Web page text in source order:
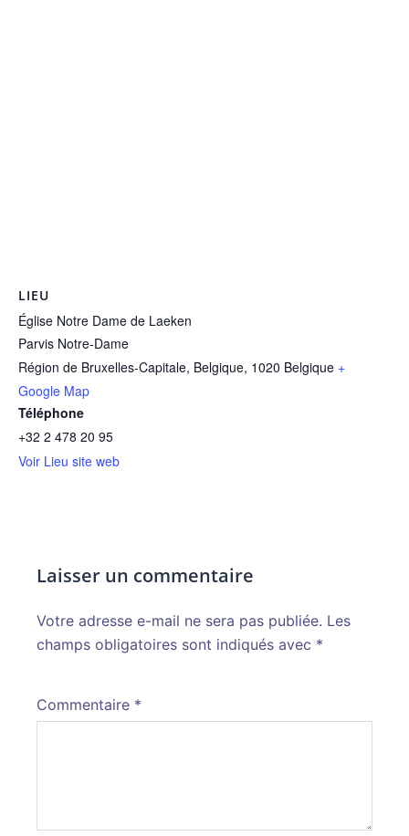
LIEU
Église Notre Dame de Laeken
Parvis Notre-Dame
Région de Bruxelles-Capitale, Belgique, 1020 Belgique +
Google Map
Téléphone
+32 2 478 20 95
Voir Lieu site web
Laisser un commentaire
Votre adresse e-mail ne sera pas publiée. Les
champs obligatoires sont indiqués avec *
Commentaire *
Alternative: